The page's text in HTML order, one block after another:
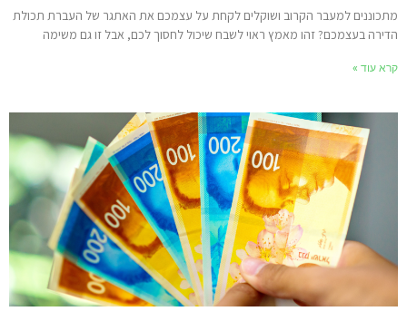
למעבר הקרוב ושוקלים לקחת על עצמכם את האתגר של העברת תכולת
בעצמכם? זהו מאמץ ראוי לשבח שיכול לחסוך לכם, אבל זו גם משימה
עוד »